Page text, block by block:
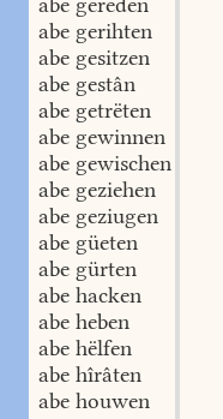
abe gerihten
abe gesitzen
abe gestân
abe getrëten
abe gewinnen
abe gewischen
abe geziehen
abe geziugen
abe güeten
abe gürten
abe hacken
abe heben
abe hëlfen
abe hîrâten
abe houwen